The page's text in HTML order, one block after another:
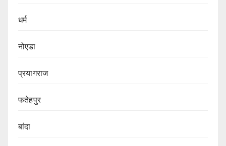
धर्म
नोएडा
प्रयागराज
फतेहपुर
बांदा